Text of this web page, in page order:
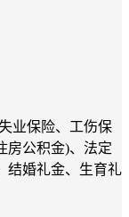
业保险、工伤保
房公积金)、法定
结婚礼金、生育礼